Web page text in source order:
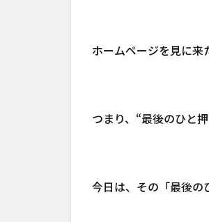
ホームページを見に来
つまり、“最後のひと
今日は、その「最後の